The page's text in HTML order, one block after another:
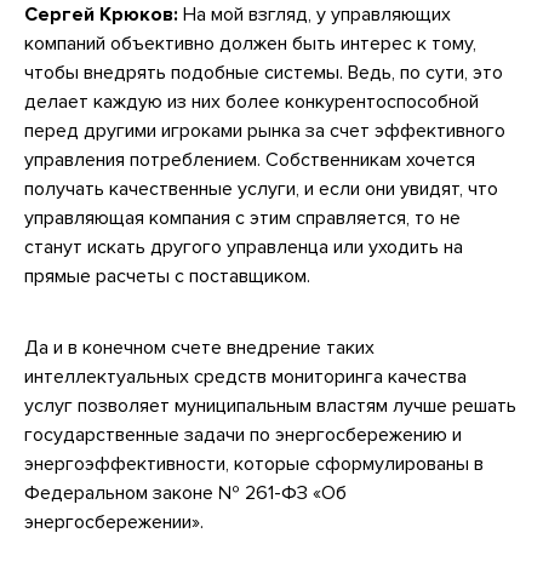
Сергей Крюков: На мой взгляд, у управляющих
компаний объективно должен быть интерес к тому,
чтобы внедрять подобные системы. Ведь, по сути, это
делает каждую из них более конкурентоспособной
перед другими игроками рынка за счет эффективного
управления потреблением. Собственникам хочется
получать качественные услуги, и если они увидят, что
управляющая компания с этим справляется, то не
станут искать другого управленца или уходить на
прямые расчеты с поставщиком.
Да и в конечном счете внедрение таких
интеллектуальных средств мониторинга качества
услуг позволяет муниципальным властям лучше решать
государственные задачи по энергосбережению и
энергоэффективности, которые сформулированы в
Федеральном законе № 261-ФЗ «Об
энергосбережении».